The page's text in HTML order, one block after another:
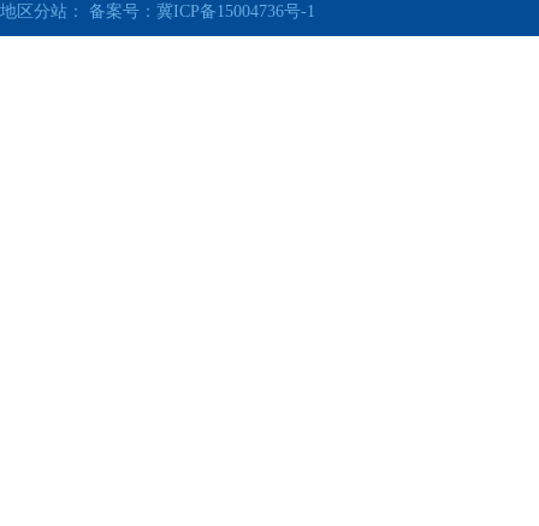
地区分站： 备案号： 冀ICP备15004736号-1